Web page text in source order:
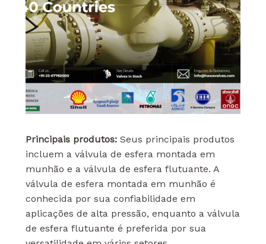
Principais produtos:Seus principais produtos
incluem a válvula de esfera montada em
munhão e a válvula de esfera flutuante. A
válvula de esfera montada em munhão é
conhecida por sua confiabilidade em
aplicações de alta pressão, enquanto a válvula
de esfera flutuante é preferida por sua